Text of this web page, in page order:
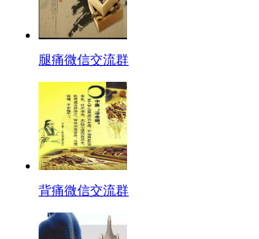
腿痛微信交流群
背痛微信交流群